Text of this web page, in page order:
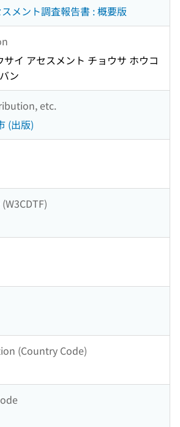
メント調査報告書 : 概要版
イ アセスメント チョウサ ホウコ
ン
etc.
(出版)
(Country Code)